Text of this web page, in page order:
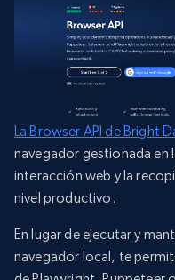
La Browser API de Bright
navegador gestionada en
interacción web y la
nivel productivo.
En lugar de ejecutar y
navegador local, te